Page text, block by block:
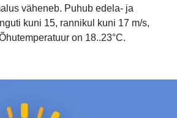
väheneb. Puhub edela- ja
kuni 15, rannikul kuni 17 m/s,
on 18..23°C.